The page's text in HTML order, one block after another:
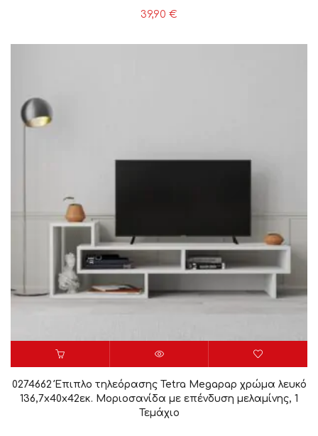
39,90 €
0274662 Έπιπλο τηλεόρασης Tetra Megapap χρώμα λευκό
136,7x40x42εκ. Μοριοσανίδα με επένδυση μελαμίνης, 1
Τεμάχιο